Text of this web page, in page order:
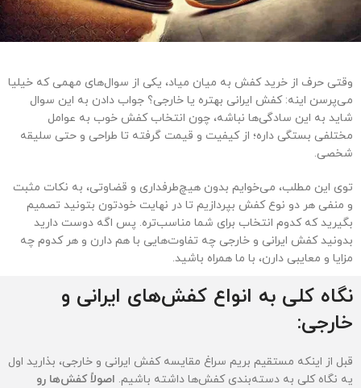
وقتی حرف از خرید کفش به میان میاد، یکی از سوال‌های مهمی که خیلیا
می‌پرسن اینه: کفش ایرانی بهتره یا خارجی؟ جواب دادن به این سوال
شاید به این سادگی‌ها نباشه، چون انتخاب کفش خوب به عوامل
مختلفی بستگی داره؛ از کیفیت و قیمت گرفته تا طراحی و حتی سلیقه
شخصی.
توی این مطلب، می‌خوایم بدون هیچ‌طرفداری و قضاوتی، به نکات مثبت
و منفی هر دو نوع کفش بپردازیم تا در نهایت خودتون بتونید تصمیم
بگیرید که کدوم انتخاب برای شما مناسب‌تره. پس اگه دوست دارید
بدونید کفش ایرانی و خارجی چه تفاوت‌هایی با هم دارن و هر کدوم چه
مزایا و معایبی دارن، با ما همراه باشید.
نگاه کلی به انواع کفش‌های ایرانی و
خارجی:
قبل از اینکه مستقیم بریم سراغ مقایسه کفش ایرانی و خارجی، بذارید اول
یه نگاه کلی به دسته‌بندی کفش‌ها داشته باشیم. اصولاً کفش‌ها رو